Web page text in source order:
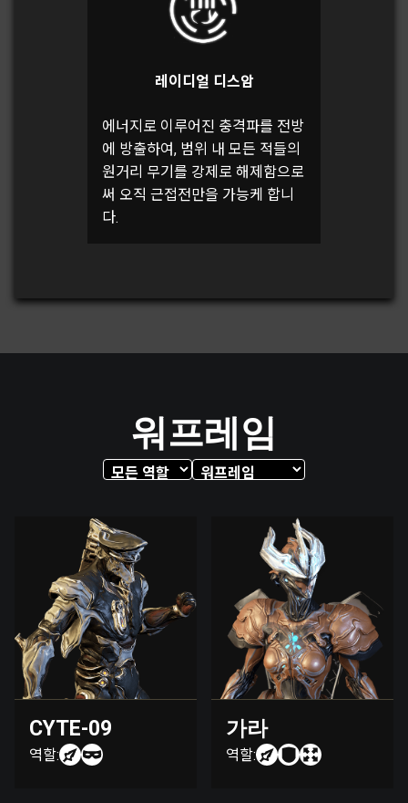
레이디얼 디스암
에너지로 이루어진 충격파를 전방
에 방출하여, 범위 내 모든 적들의
원거리 무기를 강제로 해제함으로
써 오직 근접전만을 가능케 합니
다.
워프레임
CYTE-09
역할:
가라
역할: